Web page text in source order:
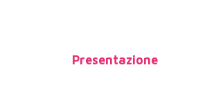
Presentazione